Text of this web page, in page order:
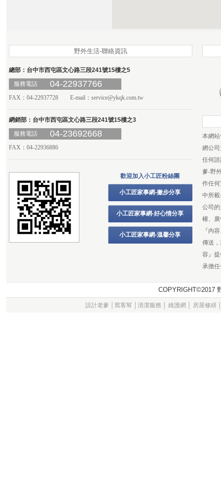
野外生活-聯絡資訊
總部：台中市西屯區文心路三段241號15樓之5
服務電話
04-22937766
FAX：04-22937728 E-mail： service@ykqk.com.tw
網銷部：台中市西屯區文心路三段241號15樓之3
服務電話
04-23692668
FAX：04-22936886
歡迎加入小工匠粉絲團
小工匠家事網-撇步分享
小工匠家事網-好心情分享
小工匠家事網-溫馨分享
本網
網公
任何
爹-野
作任
中所
公司
權、
『內
傳送
容』
承擔
設計老爹 窩客幫 清潔服務 維護網 房屋修繕